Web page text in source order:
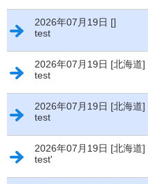
2026年07月19日 []
test
2026年07月19日 [北海道]
test
2026年07月19日 [北海道]
test
2026年07月19日 [北海道]
test'